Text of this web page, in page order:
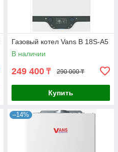
Газовый котел Vans B 18S-A5
В наличии
249 400 ₸ 290 000 ₸
Купить
–14%